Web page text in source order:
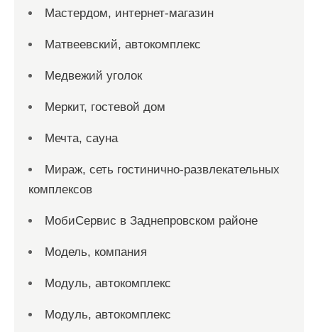
Мастердом, интернет-магазин
Матвеевский, автокомплекс
Медвежий уголок
Меркит, гостевой дом
Мечта, сауна
Мираж, сеть гостинично-развлекательных
комплексов
МобиСервис в Заднепровском районе
Модель, компания
Модуль, автокомплекс
Модуль, автокомплекс